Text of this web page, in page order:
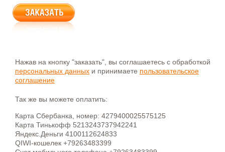
Нажав на кнопку "заказать", вы соглашаетесь с обработкой
персональных данных и принимаете пользовательское
соглашение
Так же вы можете оплатить:
Карта Сбербанка, номер: 4279400025575125
Карта Тинькофф 5213243737942241
Яндекс.Деньги 4100112624833
QIWI-кошелек +79263483399